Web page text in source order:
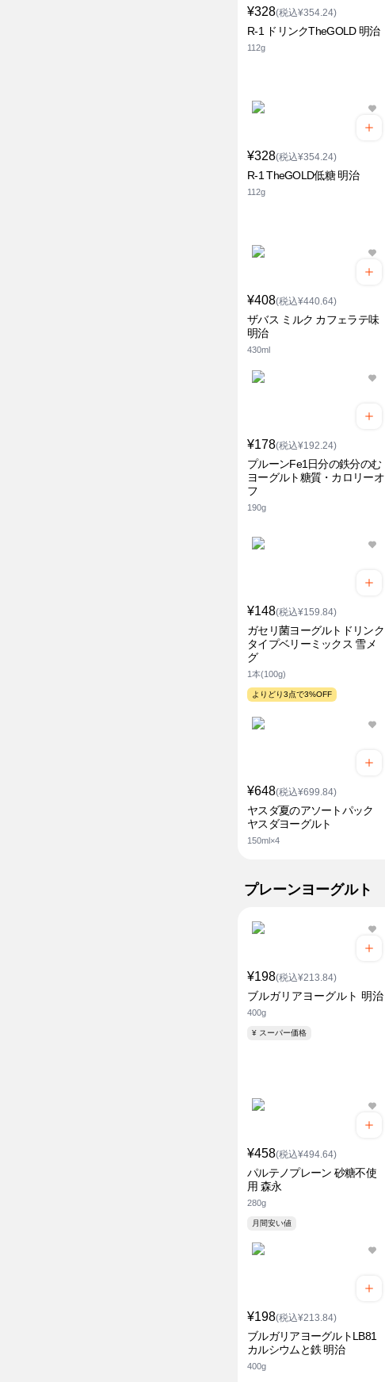
¥328(税込¥354.24)
R-1 ドリンクTheGOLD 明治
112g
¥328(税込¥354.24)
R-1 TheGOLD低糖 明治
112g
¥408(税込¥440.64)
ザバス ミルク カフェラテ味
明治
430ml
¥178(税込¥192.24)
プルーンFe1日分の鉄分のむ
ヨーグルト糖質・カロリーオ
フ
190g
¥148(税込¥159.84)
ガセリ菌ヨーグルトドリンク
タイプベリーミックス 雪メ
グ
1本(100g)
よりどり3点で3%OFF
¥648(税込¥699.84)
ヤスダ夏のアソートパック
ヤスダヨーグルト
150ml×4
プレーンヨーグルト
¥198(税込¥213.84)
ブルガリアヨーグルト 明治
400g
¥ スーパー価格
¥458(税込¥494.64)
パルテノプレーン 砂糖不使
用 森永
280g
月間安い値
¥198(税込¥213.84)
ブルガリアヨーグルトLB81
カルシウムと鉄 明治
400g